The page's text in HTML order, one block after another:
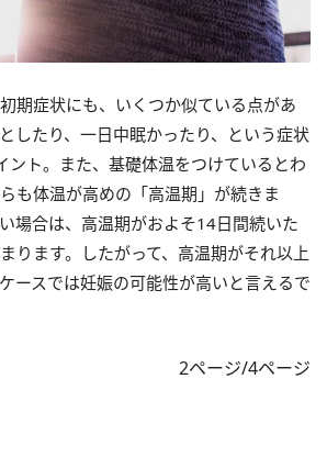
期症状にも、いくつか似ている点があ
したり、一日中眠かったり、という症状
ント。また、基礎体温をつけているとわ
も体温が高めの「高温期」が続きま
場合は、高温期がおよそ14日間続いた
ります。したがって、高温期がそれ以上
ースでは妊娠の可能性が高いと言えるで
2ページ/4ページ